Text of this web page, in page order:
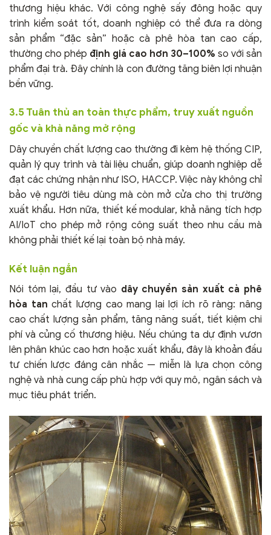
thương hiệu khác. Với công nghệ sấy đông hoặc quy
trình kiểm soát tốt, doanh nghiệp có thể đưa ra dòng
sản phẩm “đặc sản” hoặc cà phê hòa tan cao cấp,
thường cho phép định giá cao hơn 30–100% so với sản
phẩm đại trà. Đây chính là con đường tăng biên lợi nhuận
bền vững.
3.5 Tuân thủ an toàn thực phẩm, truy xuất nguồn
gốc và khả năng mở rộng
Dây chuyền chất lượng cao thường đi kèm hệ thống CIP,
quản lý quy trình và tài liệu chuẩn, giúp doanh nghiệp dễ
đạt các chứng nhận như ISO, HACCP. Việc này không chỉ
bảo vệ người tiêu dùng mà còn mở cửa cho thị trường
xuất khẩu. Hơn nữa, thiết kế modular, khả năng tích hợp
AI/IoT cho phép mở rộng công suất theo nhu cầu mà
không phải thiết kế lại toàn bộ nhà máy.
Kết luận ngắn
Nói tóm lại, đầu tư vào dây chuyền sản xuất cà phê
hòa tan chất lượng cao mang lại lợi ích rõ ràng: nâng
cao chất lượng sản phẩm, tăng năng suất, tiết kiệm chi
phí và củng cố thương hiệu. Nếu chúng ta dự định vươn
lên phân khúc cao hơn hoặc xuất khẩu, đây là khoản đầu
tư chiến lược đáng cân nhắc — miễn là lựa chọn công
nghệ và nhà cung cấp phù hợp với quy mô, ngân sách và
mục tiêu phát triển.